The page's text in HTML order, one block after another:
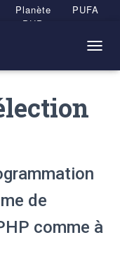
Planète
PHP
PUFA
O
I
de
comme à